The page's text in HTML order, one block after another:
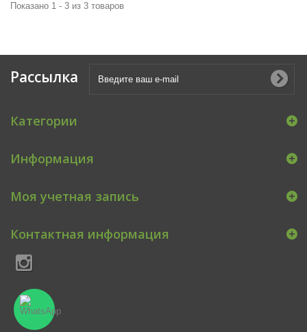
Показано 1 - 3 из 3 товаров
Рассылка
Категории
Информация
Моя учетная запись
Контактная информация